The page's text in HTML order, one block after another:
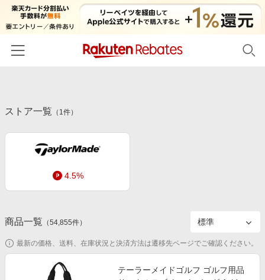
カテゴリー一覧
百貨店・総合ECモール
ファッション・インナー・小物
食品・スイーツ・お酒
家電・PC・スマホ・カメラ
初回購入者限定特典
新着ストアのご紹介
電子書籍特集
楽天ペイ導入ストア
友達紹介
楽天IDでログイン/会員登録
ストア一覧 （ 1件）
4.5%
商品一覧 （54,855件）
最新の価格、送料、在庫状況と決済方法は遷移先ページでご確認ください。
テーラーメイドゴルフ ゴルフ用品